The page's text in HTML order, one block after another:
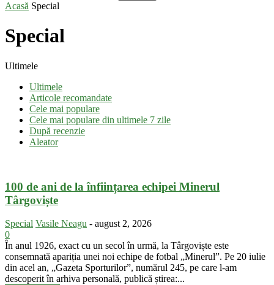
Acasă Special
Special
Ultimele
Ultimele
Articole recomandate
Cele mai populare
Cele mai populare din ultimele 7 zile
După recenzie
Aleator
100 de ani de la înființarea echipei Minerul
Târgoviște
Special Vasile Neagu - august 2, 2026
0
În anul 1926, exact cu un secol în urmă, la Târgoviște este
consemnată apariția unei noi echipe de fotbal „Minerul”. Pe 20 iulie
din acel an, „Gazeta Sporturilor”, numărul 245, pe care l-am
descoperit în arhiva personală, publică știrea:...